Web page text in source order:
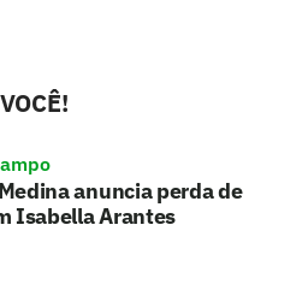
anuncia perda de
Isabella Arantes